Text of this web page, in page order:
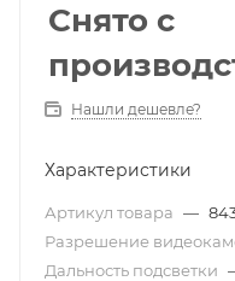
Снято с
Нашли дешевле?
Характеристики
Артикул товара —
Разрешение
Дальность подсветки